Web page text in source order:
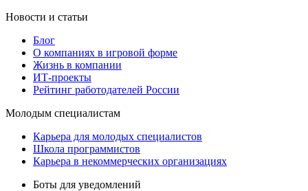
Новости и статьи
Блог
О компаниях в игровой форме
Жизнь в компании
ИТ-проекты
Рейтинг работодателей России
Молодым специалистам
Карьера для молодых специалистов
Школа программистов
Карьера в некоммерческих организациях
Боты для уведомлений